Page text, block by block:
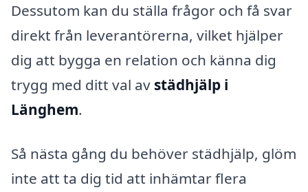
Dessutom kan du ställa frågor och få svar
direkt från leverantörerna, vilket hjälper
dig att bygga en relation och känna dig
trygg med ditt val av städhjälp i
Länghem.
Så nästa gång du behöver städhjälp, glöm
inte att ta dig tid att inhämtar flera